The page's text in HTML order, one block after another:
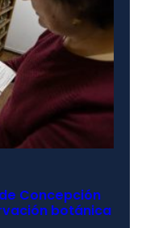
Concepción
botánica